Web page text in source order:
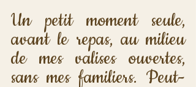
Un petit moment seule,
avant le repas, au milieu
de mes valises ouvertes,
sans mes familiers. Peut-